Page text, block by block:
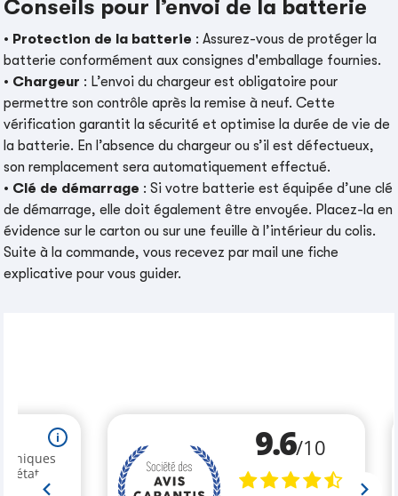
Conseils pour l’envoi de la batterie
• Protection de la batterie : Assurez-vous de protéger la
batterie conformément aux consignes d'emballage fournies.
• Chargeur : L’envoi du chargeur est obligatoire pour
permettre son contrôle après la remise à neuf. Cette
vérification garantit la sécurité et optimise la durée de vie de
la batterie. En l’absence du chargeur ou s’il est défectueux,
son remplacement sera automatiquement effectué.
• Clé de démarrage : Si votre batterie est équipée d’une clé
de démarrage, elle doit également être envoyée. Placez-la en
évidence sur le carton ou sur une feuille à l’intérieur du colis.
Suite à la commande, vous recevez par mail une fiche
explicative pour vous guider.